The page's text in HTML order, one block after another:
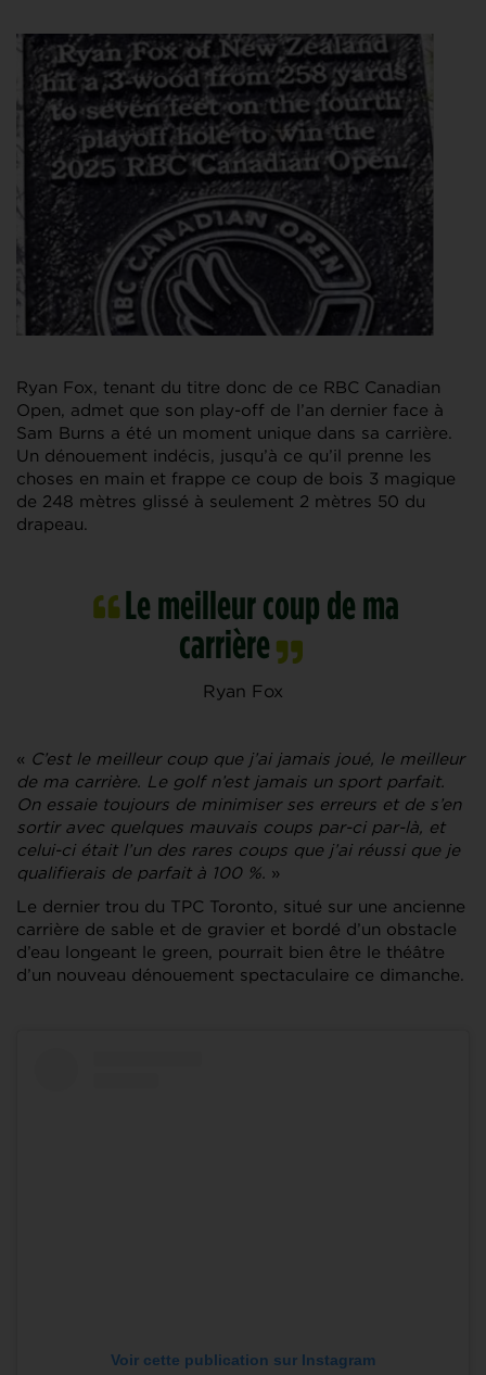
Ryan Fox, tenant du titre donc de ce RBC Canadian
Open, admet que son play-off de l’an dernier face à
Sam Burns a été un moment unique dans sa carrière.
Un dénouement indécis, jusqu’à ce qu’il prenne les
choses en main et frappe ce coup de bois 3 magique
de 248 mètres glissé à seulement 2 mètres 50 du
drapeau.
Le meilleur coup de ma
carrière
Ryan Fox
« C’est le meilleur coup que j’ai jamais joué, le meilleur
de ma carrière. Le golf n’est jamais un sport parfait.
On essaie toujours de minimiser ses erreurs et de s’en
sortir avec quelques mauvais coups par-ci par-là, et
celui-ci était l’un des rares coups que j’ai réussi que je
qualifierais de parfait à 100 %. »
Le dernier trou du TPC Toronto, situé sur une ancienne
carrière de sable et de gravier et bordé d’un obstacle
d’eau longeant le green, pourrait bien être le théâtre
d’un nouveau dénouement spectaculaire ce dimanche.
Voir cette publication sur Instagram